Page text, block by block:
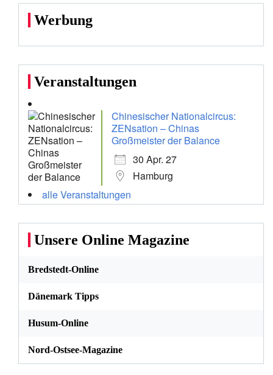
Werbung
Veranstaltungen
Chinesischer Nationalcircus:
ZENsation – Chinas
Großmeister der Balance
30 Apr. 27
Hamburg
alle Veranstaltungen
Unsere Online Magazine
Bredstedt-Online
Dänemark Tipps
Husum-Online
Nord-Ostsee-Magazine